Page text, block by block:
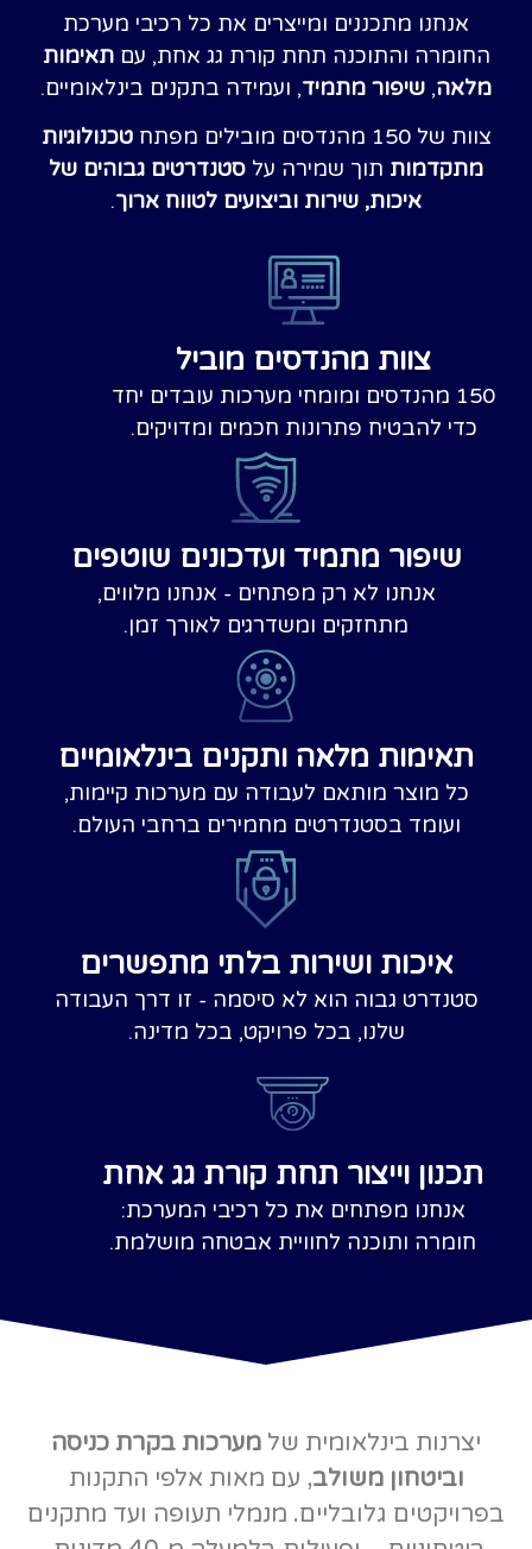
אנחנו מתכננים ומייצרים את כל רכיבי מערכת
והתוכנה תחת קורת גג אחת, עםתאימות
,שיפור מתמיד, ועמידה בתקנים בינלאומיים.
150 מהנדסים מובילים מפתח
טכנולוגיות
תוך שמירה עלסטנדרטים גבוהים של
איכות, שירות וביצועים לטווח ארוך.
צוות מהנדסים מוביל
כדי להבטיח פתרונות חכמים ומדויקים.
שיפור מתמיד ועדכונים שוטפים
אנחנו לא רק מפתחים - אנחנו מלווים,
מתחזקים ומשדרגים לאורך זמן.
תאימות מלאה ותקנים בינלאומיים
כל מוצר מותאם לעבודה עם מערכות קיימות,
ועומד בסטנדרטים מחמירים ברחבי העולם.
איכות ושירות בלתי מתפשרים
סטנדרט גבוה הוא לא סיסמה - זו דרך העבודה
שלנו, בכל פרויקט, בכל מדינה.
וייצור תחת קורת גג אחת
אנחנו מפתחים את כל רכיבי המערכת:
חומרה ותוכנה לחוויית אבטחה מושלמת.
בינלאומית שלמערכות בקרת כניסה
וביטחון משולב, עם מאות אלפי התקנות
גלובליים. מנמלי תעופה ועד מתקנים